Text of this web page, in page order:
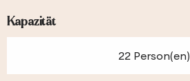
Kapazität
22 Person(en)